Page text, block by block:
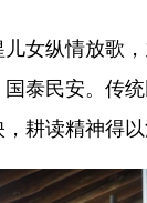
女纵情放歌，
泰民安。传
耕读精神得以